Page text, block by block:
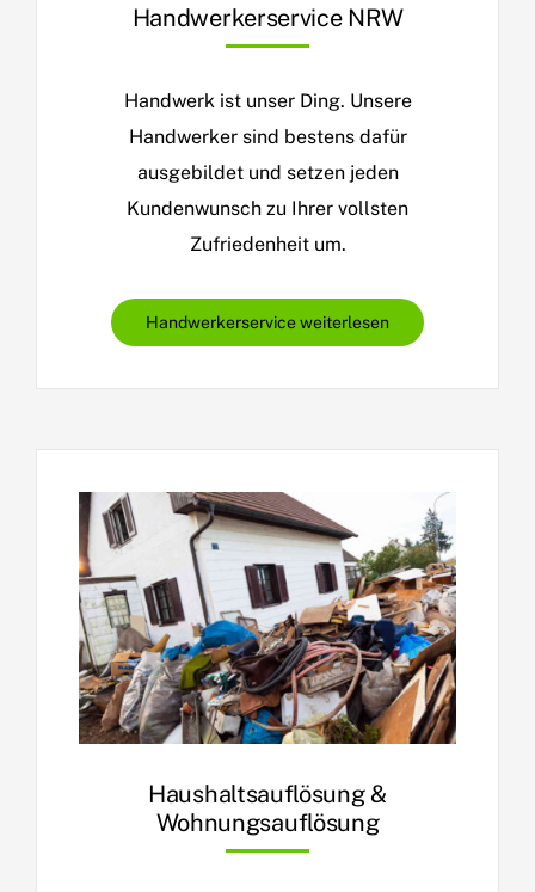
Handwerkerservice NRW
Handwerk ist unser Ding. Unsere
Handwerker sind bestens dafür
ausgebildet und setzen jeden
Kundenwunsch zu Ihrer vollsten
Zufriedenheit um.
Handwerkerservice weiterlesen
Haushaltsauflösung &
Wohnungsauflösung